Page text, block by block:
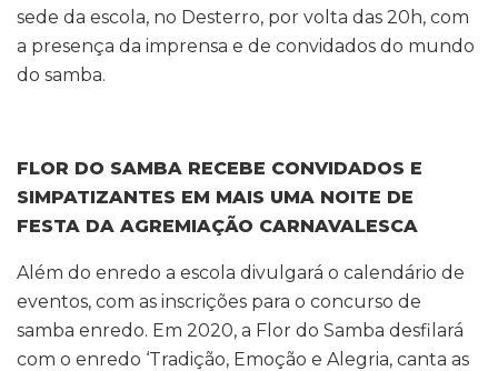
sede da escola, no Desterro, por volta das 20h, com
a presença da imprensa e de convidados do mundo
do samba.
FLOR DO SAMBA RECEBE CONVIDADOS E
SIMPATIZANTES EM MAIS UMA NOITE DE
FESTA DA AGREMIAÇÃO CARNAVALESCA
Além do enredo a escola divulgará o calendário de
eventos, com as inscrições para o concurso de
samba enredo. Em 2020, a Flor do Samba desfilará
com o enredo ‘Tradição, Emoção e Alegria, canta as